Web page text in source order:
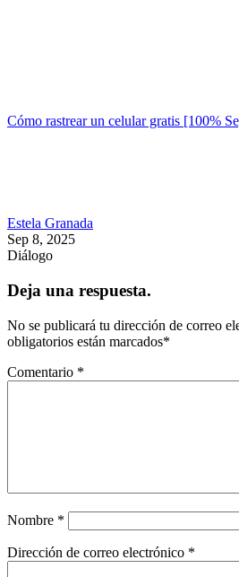
Cómo rastrear un celular gratis [100%
Estela Granada
Sep 8, 2025
Diálogo
Deja una respuesta.
No se publicará tu dirección de correo
obligatorios están marcados*
Comentario *
Nombre *
Dirección de correo electrónico *